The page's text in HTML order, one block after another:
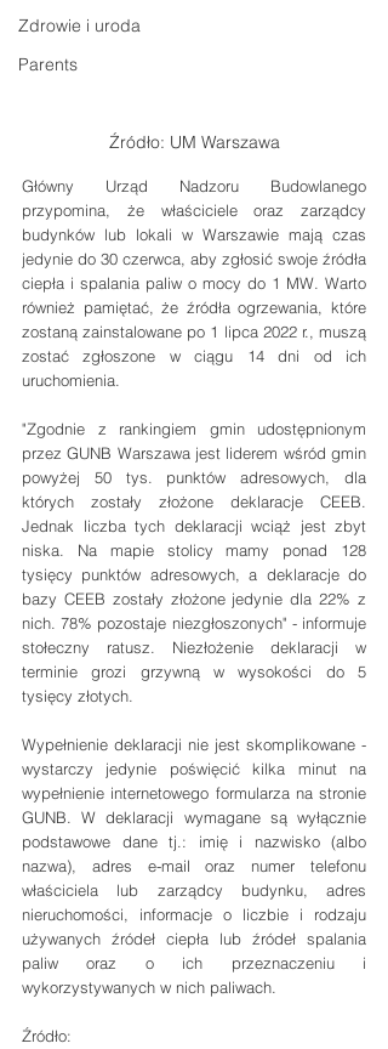
Zdrowie i uroda
Parents
Źródło: UM Warszawa
Główny Urząd Nadzoru Budowlanego
przypomina, że właściciele oraz zarządcy
budynków lub lokali w Warszawie mają czas
jedynie do 30 czerwca, aby zgłosić swoje źródła
ciepła i spalania paliw o mocy do 1 MW. Warto
również pamiętać, że źródła ogrzewania, które
zostaną zainstalowane po 1 lipca 2022 r., muszą
zostać zgłoszone w ciągu 14 dni od ich
uruchomienia.
"Zgodnie z rankingiem gmin udostępnionym
przez GUNB Warszawa jest liderem wśród gmin
powyżej 50 tys. punktów adresowych, dla
których zostały złożone deklaracje CEEB.
Jednak liczba tych deklaracji wciąż jest zbyt
niska. Na mapie stolicy mamy ponad 128
tysięcy punktów adresowych, a deklaracje do
bazy CEEB zostały złożone jedynie dla 22% z
nich. 78% pozostaje niezgłoszonych" - informuje
stołeczny ratusz. Niezłożenie deklaracji w
terminie grozi grzywną w wysokości do 5
tysięcy złotych.
Wypełnienie deklaracji nie jest skomplikowane -
wystarczy jedynie poświęcić kilka minut na
wypełnienie internetowego formularza na stronie
GUNB. W deklaracji wymagane są wyłącznie
podstawowe dane tj.: imię i nazwisko (albo
nazwa), adres e-mail oraz numer telefonu
właściciela lub zarządcy budynku, adres
nieruchomości, informacje o liczbie i rodzaju
używanych źródeł ciepła lub źródeł spalania
paliw oraz o ich przeznaczeniu i
wykorzystywanych w nich paliwach.
Źródło: